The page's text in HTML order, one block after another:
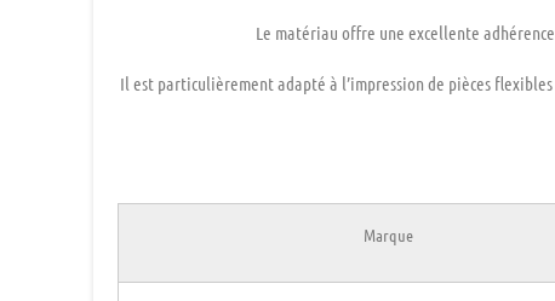
Le matériau offre une excellente adhérence
Il est particulièrement adapté à l’impression de pièces flexibles
Marque